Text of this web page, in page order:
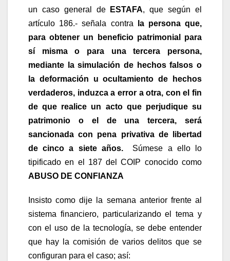
un caso general de
ESTAFA, que según el
artículo 186.- señala contrala persona que,
para obtener un beneficio patrimonial para
sí misma o para una tercera persona,
mediante la simulación de hechos falsos o
la deformación u ocultamiento de hechos
verdaderos, induzca a error a otra, con el fin
de que realice un acto que perjudique su
patrimonio o el de una tercera, será
sancionada con pena privativa de libertad
de cinco a siete años.
Súmese a ello lo
tipificado en el 187 del COIP conocido como
ABUSO DE CONFIANZA
Insisto como dije la semana anterior frente al
sistema financiero, particularizando el tema y
con el uso de la tecnología, se debe entender
que hay la comisión de varios delitos que se
configuran para el caso; así: